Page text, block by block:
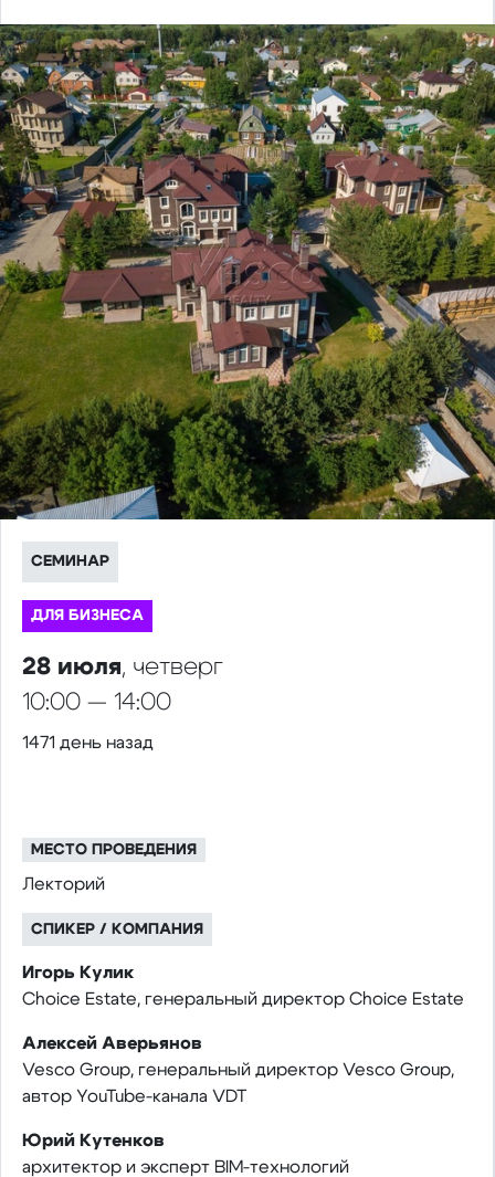
СЕМИНАР
ДЛЯ БИЗНЕСА
28 июля, четверг
10:00 — 14:00
1471 день назад
МЕСТО ПРОВЕДЕНИЯ
Лекторий
СПИКЕР / КОМПАНИЯ
Игорь Кулик
Choice Estate, генеральный директор Choice Estate
Алексей Аверьянов
Vesco Group, генеральный директор Vesco Group,
автор YouTube-канала VDT
Юрий Кутенков
архитектор и эксперт BIM-технологий